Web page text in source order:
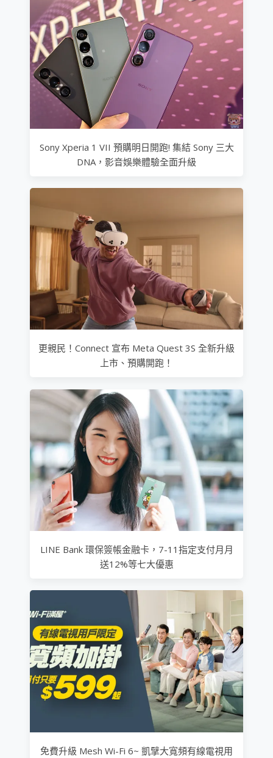
Sony Xperia 1 VII 預購明日開跑! 集結 Sony 三大
DNA，影音娛樂體驗全面升級
更親民！Connect 宣布 Meta Quest 3S 全新升級
上市、預購開跑！
LINE Bank 環保簽帳金融卡，7-11指定支付月月
送12%等七大優惠
免費升級 Mesh Wi-Fi 6~ 凱擘大寬頻有線電視用